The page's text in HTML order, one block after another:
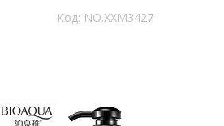
NO.XXM3427